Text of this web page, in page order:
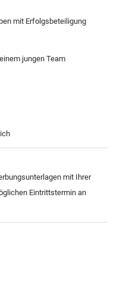
mit Erfolgsbeteiligung
jungen Team
mit Ihrer
Eintrittstermin an